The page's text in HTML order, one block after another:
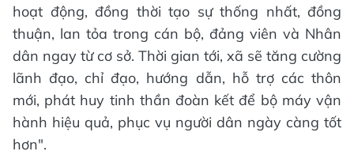
hoạt động, đồng thời tạo sự thống nhất, đồng
thuận, lan tỏa trong cán bộ, đảng viên và Nhân
dân ngay từ cơ sở. Thời gian tới, xã sẽ tăng cường
lãnh đạo, chỉ đạo, hướng dẫn, hỗ trợ các thôn
mới, phát huy tinh thần đoàn kết để bộ máy vận
hành hiệu quả, phục vụ người dân ngày càng tốt
hơn".